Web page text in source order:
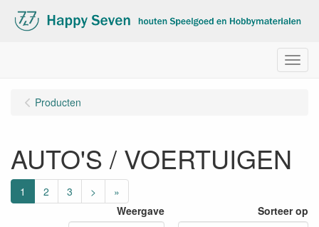
Menu
Producten
AUTO'S / VOERTUIGEN
1 2 3 >
»
Weergave
Sorteer op